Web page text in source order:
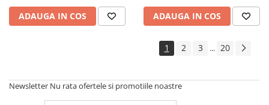
ADAUGA IN COS ADAUGA IN COS
1 2 3 ... 20
Newsletter Nu rata ofertele si promotiile noastre